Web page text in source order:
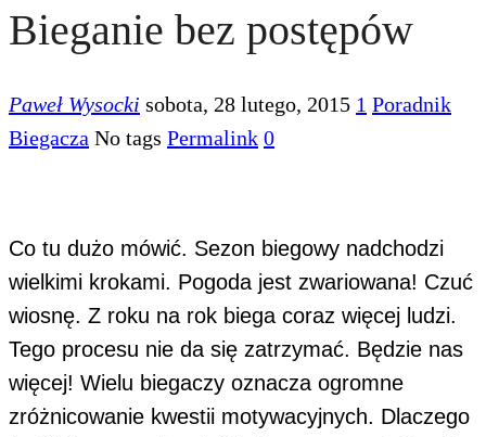
Bieganie bez postępów
Paweł Wysocki sobota, 28 lutego, 2015 1 Poradnik
Biegacza No tags Permalink 0
Co tu dużo mówić. Sezon biegowy nadchodzi
wielkimi krokami. Pogoda jest zwariowana! Czuć
wiosnę. Z roku na rok biega coraz więcej ludzi.
Tego procesu nie da się zatrzymać. Będzie nas
więcej! Wielu biegaczy oznacza ogromne
zróżnicowanie kwestii motywacyjnych. Dlaczego